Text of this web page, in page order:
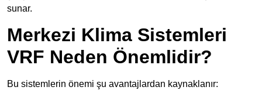
sunar.
Merkezi Klima Sistemleri
VRF Neden Önemlidir?
Bu sistemlerin önemi şu avantajlardan kaynaklanır: